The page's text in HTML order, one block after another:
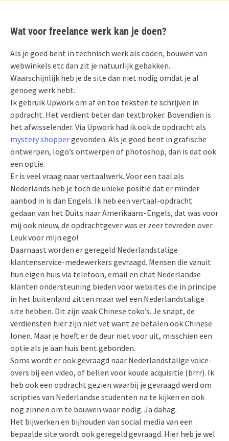
Wat voor freelance werk kan je doen?
Als je goed bent in technisch werk als coden, bouwen van
webwinkels etc dan zit je natuurlijk gebakken.
Waarschijnlijk heb je de site dan niet nodig omdat je al
genoeg werk hebt.
Ik gebruik Upwork om af en toe teksten te schrijven in
opdracht. Het verdient beter dan textbroker. Bovendien is
het afwisselender. Via Upwork had ik ook de opdracht als
mystery shoppergevonden. Als je goed bent in grafische
ontwerpen, logo’s ontwerpen of photoshop, dan is dat ook
een optie.
Er is veel vraag naar vertaalwerk. Voor een taal als
Nederlands heb je toch de unieke positie dat er minder
aanbod in is dan Engels. Ik heb een vertaal-opdracht
gedaan van het Duits naar Amerikaans-Engels, dat was voor
mij ook nieuw, de opdrachtgever was er zeer tevreden over.
Leuk voor mijn ego!
Daarnaast worden er geregeld Nederlandstalige
klantenservice-medewerkers gevraagd. Mensen die vanuit
hun eigen huis via telefoon, email en chat Nederlandse
klanten ondersteuning bieden voor websites die in principe
in het buitenland zitten maar wel een Nederlandstalige
site hebben. Dit zijn vaak Chinese toko’s. Je snapt, de
verdiensten hier zijn niet vet want ze betalen ook Chinese
lonen. Maar je hoeft er de deur niet voor uit, misschien een
optie als je aan huis bent gebonden.
Soms wordt er ook gevraagd naar Nederlandstalige voice-
overs bij een video, of bellen voor koude acquisitie (brrr). Ik
heb ook een opdracht gezien waarbij je gevraagd werd om
scripties van Nederlandse studenten na te kijken en ook
nog zinnen om te bouwen waar nodig. Ja dahag.
Het bijwerken en bijhouden van social media van een
bepaalde site wordt ook geregeld gevraagd. Hier heb je wel